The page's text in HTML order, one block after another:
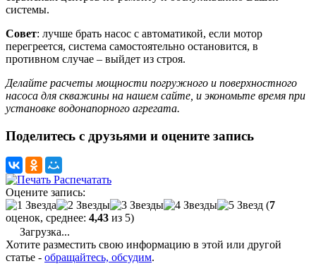
системы.
Совет: лучше брать насос с автоматикой, если мотор
перегреется, система самостоятельно остановится, в
противном случае – выйдет из строя.
Делайте расчеты мощности погружного и поверхностного
насоса для скважины на нашем сайте, и экономьте время при
установке водонапорного агрегата.
Поделитесь с друзьями и оцените запись
Распечатать
Оцените запись:
(7
оценок, среднее: 4,43 из 5)
Загрузка...
Хотите разместить свою информацию в этой или другой
статье - обращайтесь, обсудим.